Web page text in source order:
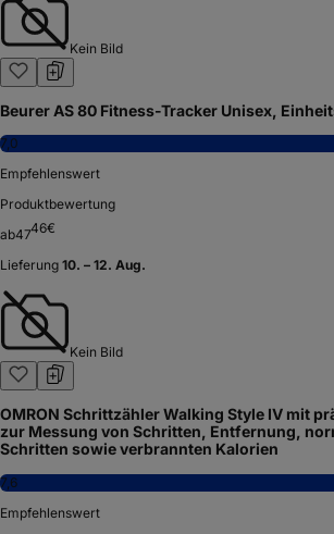
Kein Bild
Beurer AS 80 Fitness-Tracker Unisex,
7,0
Empfehlenswert
Produktbewertung
ab4746€
Lieferung 10. – 12. Aug.
Kein Bild
OMRON Schrittzähler Walking Style IV mit
zur Messung von Schritten, Entfernung,
Schritten sowie verbrannten Kalorien
7,6
Empfehlenswert